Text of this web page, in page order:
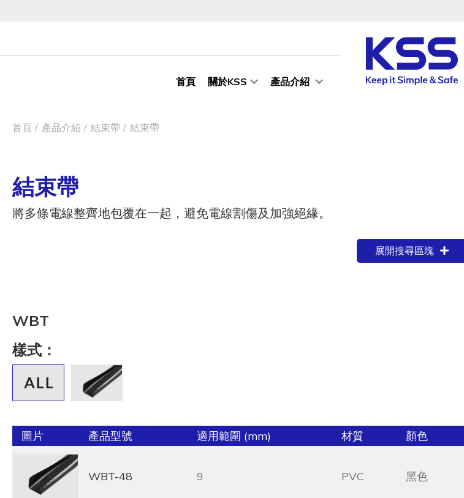
首頁 關於KSS 產品介紹
首頁 產品介紹 結束帶 結束帶
結束帶
將多條電線整齊地包覆在一起，避免電線割傷及加強絕緣。
展開搜尋區塊
WBT
樣式：
圖片 產品型號 適用範圍 (mm) 材質 顏色
WBT-48 9 PVC 黑色